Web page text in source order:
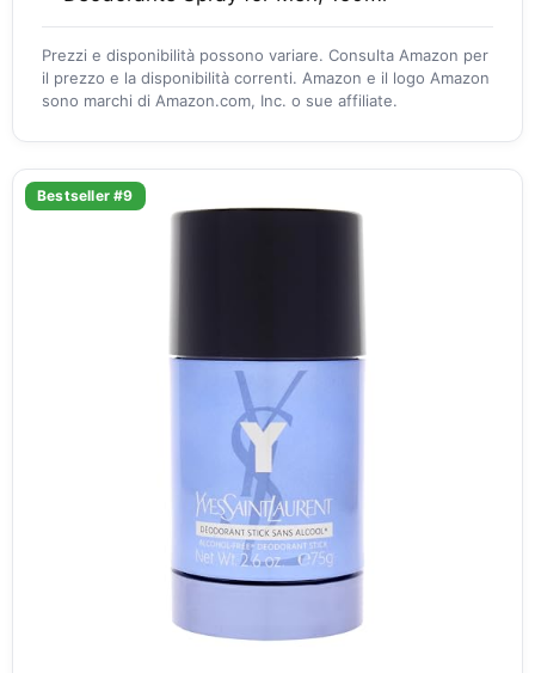
Prezzi e disponibilità possono variare. Consulta Amazon per
il prezzo e la disponibilità correnti. Amazon e il logo Amazon
sono marchi di Amazon.com, Inc. o sue affiliate.
Bestseller #9